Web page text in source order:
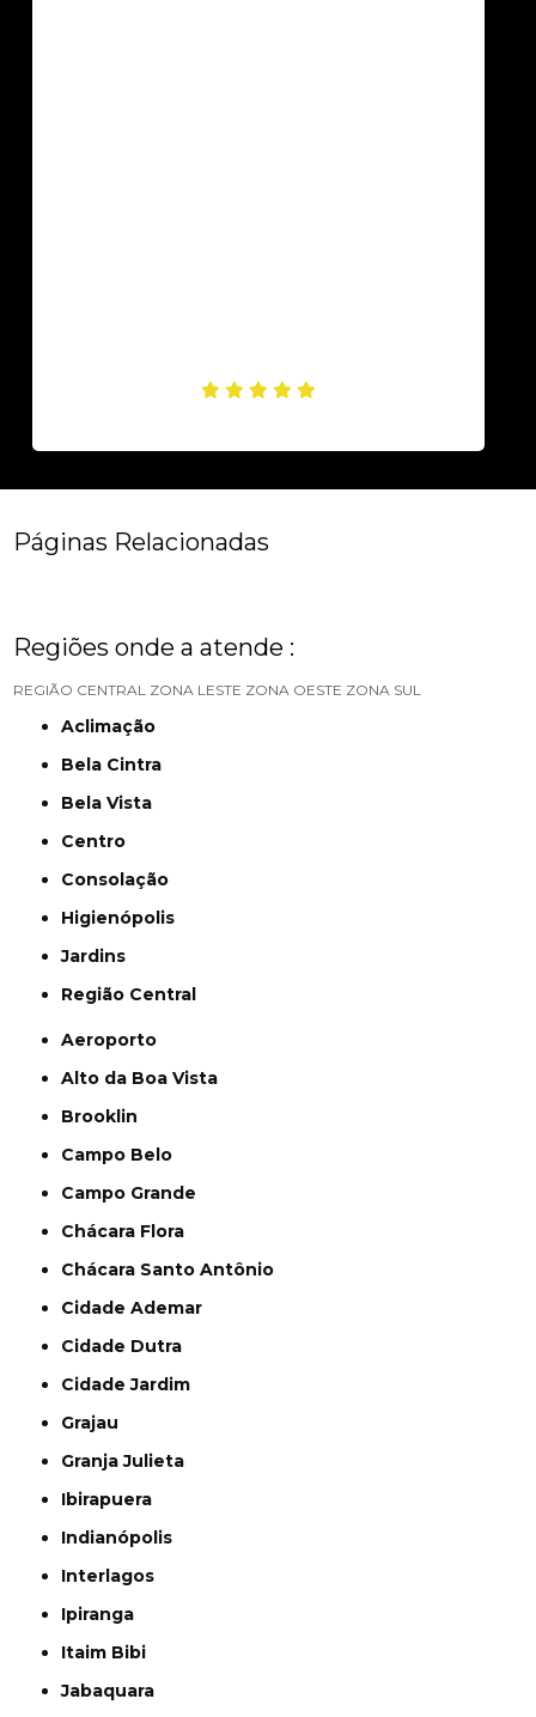
Páginas Relacionadas
Regiões onde a atende :
REGIÃO CENTRAL ZONA LESTE ZONA OESTE ZONA SUL
Aclimação
Bela Cintra
Bela Vista
Centro
Consolação
Higienópolis
Jardins
Região Central
Aeroporto
Alto da Boa Vista
Brooklin
Campo Belo
Campo Grande
Chácara Flora
Chácara Santo Antônio
Cidade Ademar
Cidade Dutra
Cidade Jardim
Grajau
Granja Julieta
Ibirapuera
Indianópolis
Interlagos
Ipiranga
Itaim Bibi
Jabaquara